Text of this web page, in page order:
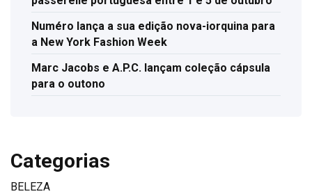
Numéro lança a sua edição nova-iorquina para
a New York Fashion Week
Marc Jacobs e A.P.C. lançam coleção cápsula
para o outono
Categorias
BELEZA